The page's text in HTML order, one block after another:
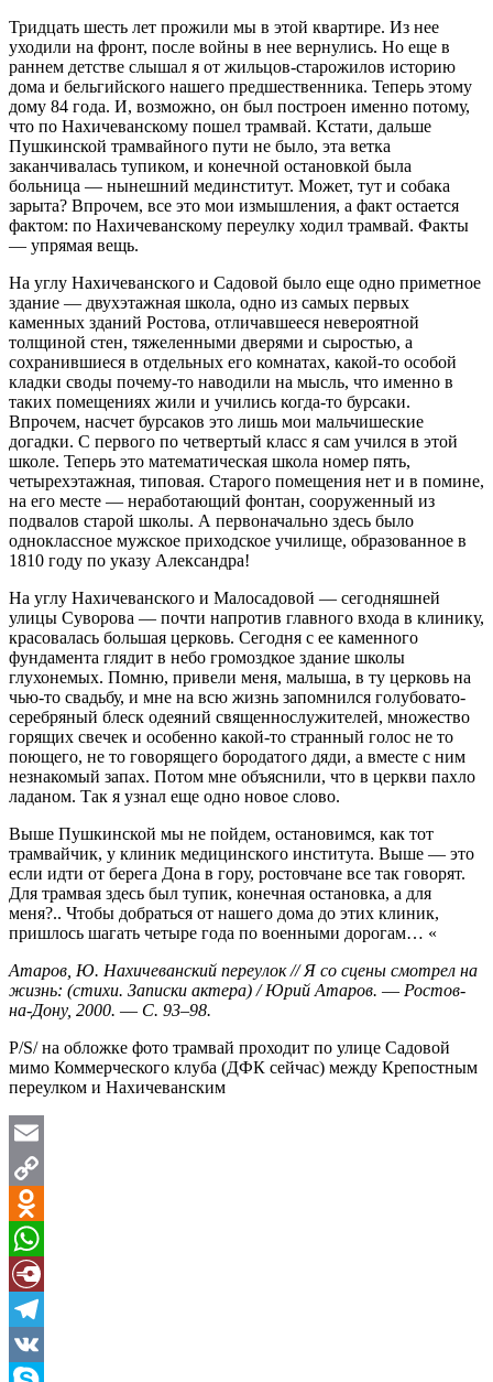
Тридцать шесть лет прожили мы в этой квартире. Из нее
уходили на фронт, после войны в нее вернулись. Но еще в
раннем детстве слышал я от жильцов-старожилов историю
дома и бельгийского нашего предшественника. Теперь этому
дому 84 года. И, возможно, он был построен именно потому,
что по Нахичеванскому пошел трамвай. Кстати, дальше
Пушкинской трамвайного пути не было, эта ветка
заканчивалась тупиком, и конечной остановкой была
больница — нынешний мединститут. Может, тут и собака
зарыта? Впрочем, все это мои измышления, а факт остается
фактом: по Нахичеванскому переулку ходил трамвай. Факты
— упрямая вещь.
На углу Нахичеванского и Садовой было еще одно приметное
здание — двухэтажная школа, одно из самых первых
каменных зданий Ростова, отличавшееся невероятной
толщиной стен, тяжеленными дверями и сыростью, а
сохранившиеся в отдельных его комнатах, какой-то особой
кладки своды почему-то наводили на мысль, что именно в
таких помещениях жили и учились когда-то бурсаки.
Впрочем, насчет бурсаков это лишь мои мальчишеские
догадки. С первого по четвертый класс я сам учился в этой
школе. Теперь это математическая школа номер пять,
четырехэтажная, типовая. Старого помещения нет и в помине,
на его месте — неработающий фонтан, сооруженный из
подвалов старой школы. А первоначально здесь было
одноклассное мужское приходское училище, образованное в
1810 году по указу Александра!
На углу Нахичеванского и Малосадовой — сегодняшней
улицы Суворова — почти напротив главного входа в клинику,
красовалась большая церковь. Сегодня с ее каменного
фундамента глядит в небо громоздкое здание школы
глухонемых. Помню, привели меня, малыша, в ту церковь на
чью-то свадьбу, и мне на всю жизнь запомнился голубовато-
серебряный блеск одеяний священнослужителей, множество
горящих свечек и особенно какой-то странный голос не то
поющего, не то говорящего бородатого дяди, а вместе с ним
незнакомый запах. Потом мне объяснили, что в церкви пахло
ладаном. Так я узнал еще одно новое слово.
Выше Пушкинской мы не пойдем, остановимся, как тот
трамвайчик, у клиник медицинского института. Выше — это
если идти от берега Дона в гору, ростовчане все так говорят.
Для трамвая здесь был тупик, конечная остановка, а для
меня?.. Чтобы добраться от нашего дома до этих клиник,
пришлось шагать четыре года по военными дорогам… «
Атаров, Ю. Нахичеванский переулок // Я со сцены смотрел на
жизнь: (cтихи. Записки актера) / Юрий Атаров. — Ростов-
на-Дону, 2000. — С. 93–98.
P/S/ на обложке фото трамвай проходит по улице Садовой
мимо Коммерческого клуба (ДФК сейчас) между Крепостным
переулком и Нахичеванским
Email
Copy
Link
Odnoklassniki
WhatsApp
Diary.Ru
Telegram